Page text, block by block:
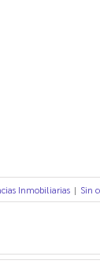
Inmobiliarias | Sin